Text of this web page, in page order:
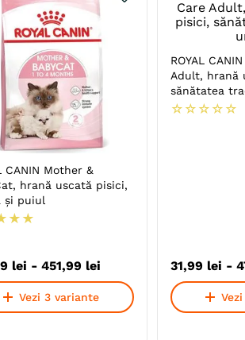
CANIN Mother &
hrană uscată pisici,
și puiul
★ ★
lei - 451,99 lei
Vezi 3 variante
ROYAL
Adult, hrană
sănătatea
☆ ☆ ☆ ☆ ☆
31,99 lei -